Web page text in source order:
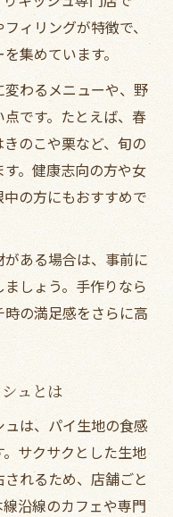
ィリングが特徴で、
集めています。
わるメニューや、野
です。たとえば、春
のこや栗など、旬の
。健康志向の方や女
の方にもおすすめで
ある場合は、事前に
しょう。手作りなら
の満足感をさらに高
ュとは
は、パイ生地の食感
サクサクとした生地
れるため、店舗ごと
沿線のカフェや専門